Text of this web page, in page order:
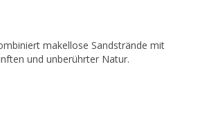
makellose Sandstrände mit
und unberührter Natur.